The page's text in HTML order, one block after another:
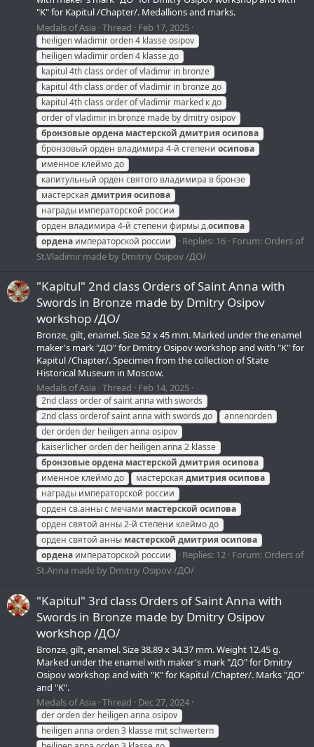
"K" for Kapitul /Chapter/. Medallions and marks.
Medals of Asia Thread Feb 17, 2025
heiligen wladimir orden 4 klasse osipov
heiligen wladimir orden 4 klasse до
kapitul 4th class order of vladimir in bronze
kapitul 4th class order of vladimir in bronze до
kapitul 4th class order of vladimir marked к до
order of vladimir in bronze made by dmitry osipov
бронзовыеордена мастерской дмитрияосипова
бронзовый орден владимира 4-й степени осипова
именное клеймо до
капитульный орден святого владимира в бронзе
мастерская дмитрияосипова
награды императорской россии
орден владимира 4-й степени фирмы д.осипова
ордена императорской россии Replies: 16 Forum: Orders of
St.Vladimir made by Dmitriy Osipov /ДО/
"Kapitul" 2nd class Orders of Saint Anna with
Swords in Bronze made by Dmitry Osipov
workshop /ДО/
Bronze, gilt, enamel. Size 52 х 45 mm. Marked under the enamel
maker's mark "ДО" for Dmitry Osipov workshop and with "K" for
Kapitul /Chapter/. Specimen from the collection of State
Historical Museum in Moscow.
Medals of Asia Thread Feb 14, 2025
2nd class order of saint anna with swords
2nd class orderof saint anna with swords до
annenorden
der orden der heiligen anna osipov
kaiserlicher orden der heiligen anna 2 klasse
бронзовыеордена мастерской дмитрияосипова
именное клеймо до
мастерская дмитрияосипова
награды императорской россии
орден св.анны с мечами мастерской осипова
орден святой анны 2-й степени клеймо до
орден святой анны мастерской дмитрияосипова
ордена императорской россии Replies: 12 Forum: Orders of
St.Anna made by Dmitriy Osipov /ДО/
"Kapitul" 3rd class Orders of Saint Anna with
Swords in Bronze made by Dmitry Osipov
workshop /ДО/
Bronze, gilt, enamel. Size 38.89 x 34.37 mm. Weight 12.45 g.
Marked under the enamel with maker's mark "ДО" for Dmitry
Osipov workshop and with "K" for Kapitul /Chapter/. Marks "ДО"
and "K".
Medals of Asia Thread Dec 27, 2024
der orden der heiligen anna osipov
heiligen anna orden 3 klasse mit schwertern